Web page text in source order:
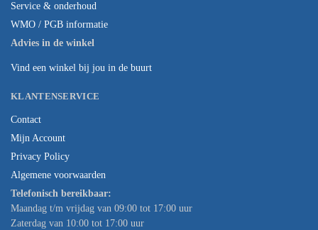
Service & onderhoud
WMO / PGB informatie
Advies in de winkel
Vind een winkel bij jou in de buurt
KLANTENSERVICE
Contact
Mijn Account
Privacy Policy
Algemene voorwaarden
Telefonisch bereikbaar:
Maandag t/m vrijdag van 09:00 tot 17:00 uur
Zaterdag van 10:00 tot 17:00 uur